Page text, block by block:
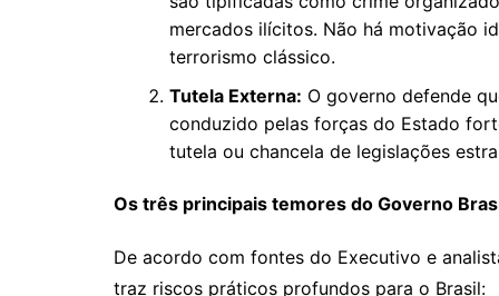
mercados ilícitos. Não há motivação
terrorismo clássico.
Tutela Externa: O governo defende
conduzido pelas forças do Estado
tutela ou chancela de legislações
Os três principais temores do Governo
De acordo com fontes do Executivo e
traz riscos práticos profundos para o Brasil: